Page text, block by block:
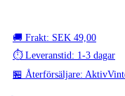
🚚 Frakt: SEK 49,00
⏱️ Leveranstid: 1-3 dagar
🏪 Återförsäljare: